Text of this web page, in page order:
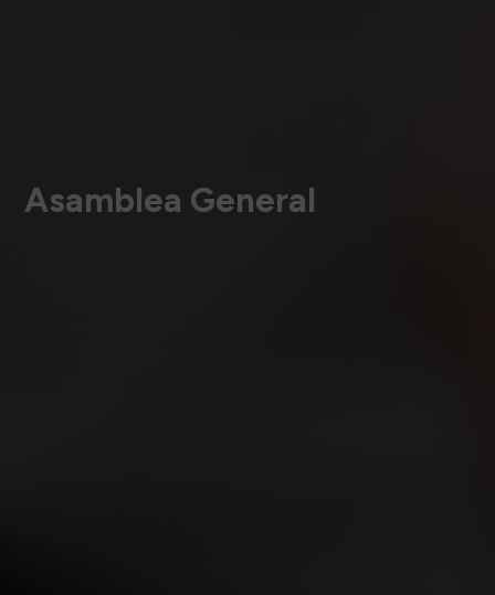
Asamblea General